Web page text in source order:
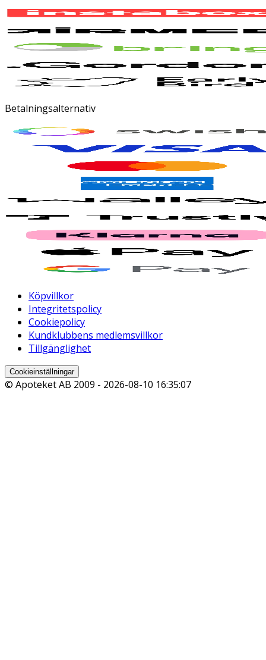
Betalningsalternativ
Köpvillkor
Integritetspolicy
Cookiepolicy
Kundklubbens medlemsvillkor
Tillgänglighet
Cookieinställningar
© Apoteket AB 2009 - 2026-08-10 16:35:07